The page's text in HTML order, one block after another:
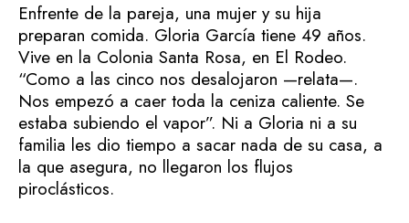
Enfrente de la pareja, una mujer y su hija
preparan comida. Gloria García tiene 49 años.
Vive en la Colonia Santa Rosa, en El Rodeo.
“Como a las cinco nos desalojaron —relata—.
Nos empezó a caer toda la ceniza caliente. Se
estaba subiendo el vapor”. Ni a Gloria ni a su
familia les dio tiempo a sacar nada de su casa, a
la que asegura, no llegaron los flujos
piroclásticos.